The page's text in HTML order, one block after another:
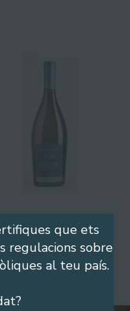
que ets
regulacions sobre
al teu país.